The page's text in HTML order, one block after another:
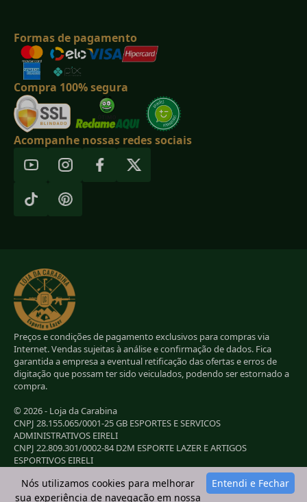
Formas de pagamento
Compra 100% segura
Acompanhe nossas redes sociais
Preços e condições de pagamento exclusivos para compras via
Internet. Vendas sujeitas à análise e confirmação de dados. Fica
garantida a empresa a eventual retificação das ofertas e erros de
digitação que possam ter sido veiculados, podendo ser estornado a
compra.
© 2026 - Loja da Carabina
CNPJ 28.155.065/0001-25 GB ESPORTES E SERVICOS
ADMINISTRATIVOS EIRELI
CNPJ 22.809.301/0002-84 D2M ESPORTE LAZER E ARTIGOS
ESPORTIVOS EIRELI
CNPJ 38.283.264/0001-72 LC ESPORTES E LAZER LTDA
CNPJ 42.084.009/0001-78 2G E B ESPORTE E LAZER LTDAEntendi e Fechar
Nós utilizamos cookies para melhorar
sua experiência de navegação em nossa